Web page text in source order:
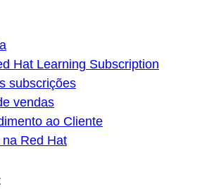
Hat Learning Subscription
subscrições
vendas
ao Cliente
Red Hat